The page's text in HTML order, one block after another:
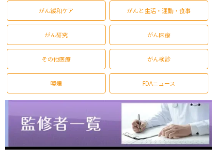
がん緩和ケア がんと生活・運動・食事
がん研究 がん医療
その他医療 がん検診
喫煙 FDAニュース